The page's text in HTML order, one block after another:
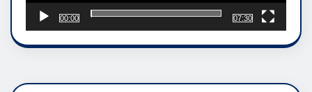
00:00 07:30